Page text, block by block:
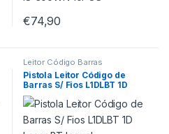
€74,90
Leitor Código Barras
Pistola Leitor Código de
Barras S/ Fios L1DLBT 1D
Laser BT Iggual